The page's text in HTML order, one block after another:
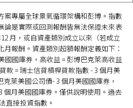
案專屬全球景氣循環架構和彭博。指數
論是實際或回測報酬皆無法保證未來表
月，或自資產類別成立以來（若成立
報酬。資產類別超額報酬定義如下：
國國庫券，高收益 = 彭博巴克萊高收益
款 = 瑞士信貸槓桿貸款指數 - 3 個月美
萊美國公司債- 3 個月美國國庫券，
個月美國國庫券。僅供說明使用。過去
直接投資指數。